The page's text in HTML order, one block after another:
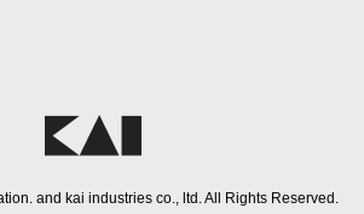
and kai industries co., ltd. All Rights Reserved.